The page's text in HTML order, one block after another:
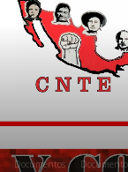
Documentos